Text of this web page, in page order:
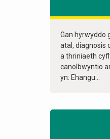
Gan hyrwyddo
atal, diagnosis
a thriniaeth
canolbwyntio
yn: Ehangu...